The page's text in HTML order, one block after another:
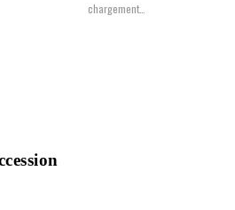
chargement…